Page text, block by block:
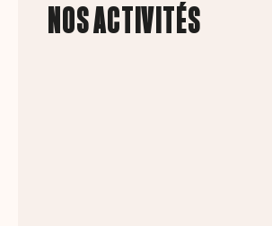
NOS ACTIVITÉS